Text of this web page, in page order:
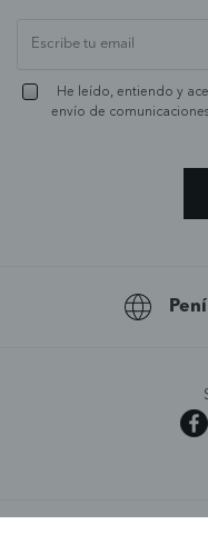
He leído, entiendo y
envío de